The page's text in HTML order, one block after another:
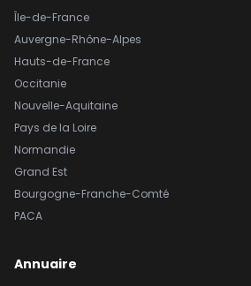
Île-de-France
Auvergne-Rhône-Alpes
Hauts-de-France
Occitanie
Nouvelle-Aquitaine
Pays de la Loire
Normandie
Grand Est
Bourgogne-Franche-Comté
PACA
Annuaire